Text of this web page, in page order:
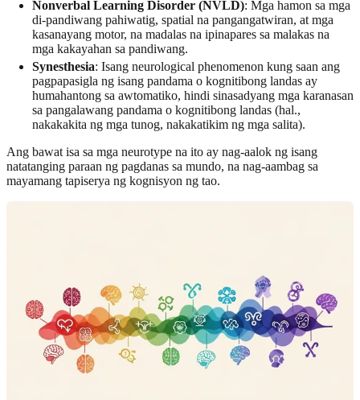
Nonverbal Learning Disorder (NVLD): Mga hamon sa mga
di-pandiwang pahiwatig, spatial na pangangatwiran, at mga
kasanayang motor, na madalas na ipinapares sa malakas na
mga kakayahan sa pandiwang.
Synesthesia: Isang neurological phenomenon kung saan ang
pagpapasigla ng isang pandama o kognitibong landas ay
humahantong sa awtomatiko, hindi sinasadyang mga karanasan
sa pangalawang pandama o kognitibong landas (hal.,
nakakakita ng mga tunog, nakakatikim ng mga salita).
Ang bawat isa sa mga neurotype na ito ay nag-aalok ng isang
natatanging paraan ng pagdanas sa mundo, na nag-aambag sa
mayamang tapiserya ng kognisyon ng tao.